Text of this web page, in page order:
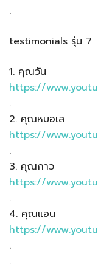
.
testimonials รุ่น 7
1. คุณวัน
https://
.
2. คุณหมอเส
https://
.
3. คุณกาว
https://
.
4. คุณแอน
https://
.
.